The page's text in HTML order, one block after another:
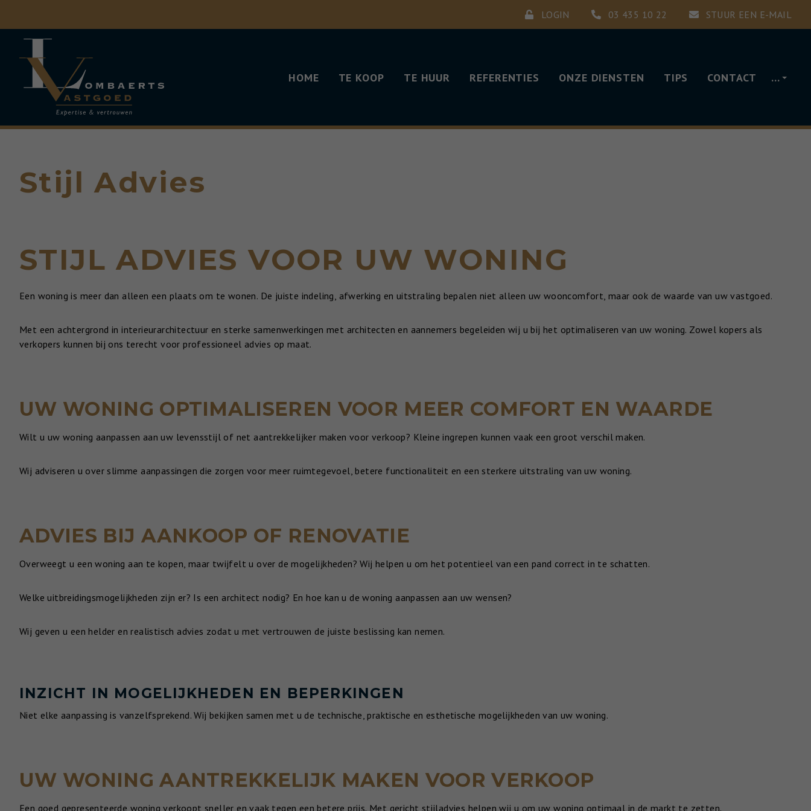
LOGIN 03 435 10 22 STUUR EEN E-MAIL
HOME TE KOOP TE HUUR REFERENTIES ONZE DIENSTEN TIPS CONTACT …
Stijl Advies
STIJL ADVIES VOOR UW WONING
Een woning is meer dan alleen een plaats om te wonen. De juiste indeling, afwerking en uitstraling bepalen niet alleen uw wooncomfort, maar ook de waarde van uw vastgoed.
Met een achtergrond in interieurarchitectuur en sterke samenwerkingen met architecten en aannemers begeleiden wij u bij het optimaliseren van uw woning. Zowel kopers als
verkopers kunnen bij ons terecht voor professioneel advies op maat.
UW WONING OPTIMALISEREN VOOR MEER COMFORT EN WAARDE
Wilt u uw woning aanpassen aan uw levensstijl of net aantrekkelijker maken voor verkoop? Kleine ingrepen kunnen vaak een groot verschil maken.
Wij adviseren u over slimme aanpassingen die zorgen voor meer ruimtegevoel, betere functionaliteit en een sterkere uitstraling van uw woning.
ADVIES BIJ AANKOOP OF RENOVATIE
Overweegt u een woning aan te kopen, maar twijfelt u over de mogelijkheden? Wij helpen u om het potentieel van een pand correct in te schatten.
Welke uitbreidingsmogelijkheden zijn er? Is een architect nodig? En hoe kan u de woning aanpassen aan uw wensen?
Wij geven u een helder en realistisch advies zodat u met vertrouwen de juiste beslissing kan nemen.
INZICHT IN MOGELIJKHEDEN EN BEPERKINGEN
Niet elke aanpassing is vanzelfsprekend. Wij bekijken samen met u de technische, praktische en esthetische mogelijkheden van uw woning.
UW WONING AANTREKKELIJK MAKEN VOOR VERKOOP
Een goed gepresenteerde woning verkoopt sneller en vaak tegen een betere prijs. Met gericht stijladvies helpen wij u om uw woning optimaal in de markt te zetten.